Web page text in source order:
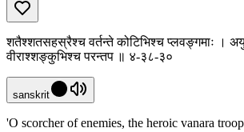
शतैश्शतसहस्रैश्च वर्तन्ते कोटिभिश्च प्लवङ्गमाः ।
वीराश्शङ्कुभिश्च परन्तप ॥ ४-३८-३०
sanskrit
'O scorcher of enemies, the heroic vanara